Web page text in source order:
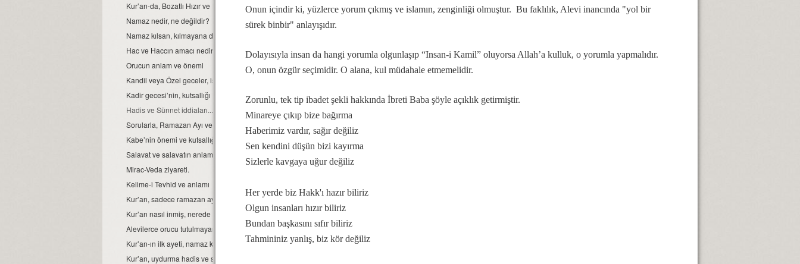
Kur’an-da, Bozatlı Hızır ve Hz.Musa muhabbeti…
Namaz nedir, ne değildir?
Namaz kılsan, kılmayana dokunma...
Hac ve Haccın amacı nedir?
Orucun anlam ve önemi
Kandil veya Özel geceler, islam dininde yeri var mıdır?
Kadir gecesi’nin, kutsallığı ve önemi...
Hadis ve Sünnet iddiaları...
Sorularla, Ramazan Ayı ve orucu…
Kabe’nin önemi ve kutsallığı…
Salavat ve salavatın anlamı nedir?
Mirac-Veda ziyareti.
Kelime-i Tevhid ve anlamı
Kur’an, sadece ramazan ayında inmemiştir inmeye başlamıştır...
Kur’an nasıl inmiş, nerede inmiş, kim yazmış ve neden artık gelmiyor?
Alevilerce orucu tutulmayan Ramazan bayramını kutlamaları, gerçeği yansıtmıyor...
Kur’an-ın ilk ayeti, namaz kılmak değil OKUMAKtır...
Kur’an, uydurma hadis ve sünnetler...
Onun içindir ki, yüzlerce yorum çıkmış ve islamın, zenginliği olmuştur. Bu faklılık, Alevi inancında "yol bir
sürek binbir" anlayışıdır.
Dolayısıyla insan da hangi yorumla olgunlaşıp “Insan-i Kamil” oluyorsa Allah’a kulluk, o yorumla yapmalıdır.
O, onun özgür seçimidir. O alana, kul müdahale etmemelidir.
Zorunlu, tek tip ibadet şekli hakkında İbreti Baba şöyle açıklık getirmiştir.
Minareye çıkıp bize bağırma
Haberimiz vardır, sağır değiliz
Sen kendini düşün bizi kayırma
Sizlerle kavgaya uğur değiliz
Her yerde biz Hakk'ı hazır biliriz
Olgun insanları hızır biliriz
Bundan başkasını sıfır biliriz
Tahmininiz yanlış, biz kör değiliz